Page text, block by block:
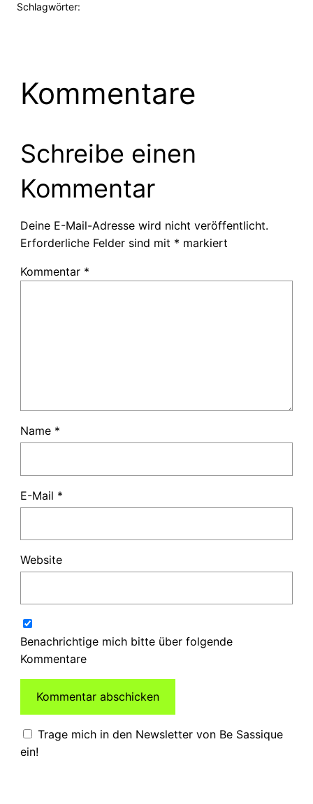
Schlagwörter:
Kommentare
Schreibe einen
Kommentar
Deine E-Mail-Adresse wird nicht veröffentlicht.
Erforderliche Felder sind mit * markiert
Kommentar *
Name *
E-Mail *
Website
Benachrichtige mich bitte über folgende
Kommentare
Trage mich in den Newsletter von Be Sassique
ein!